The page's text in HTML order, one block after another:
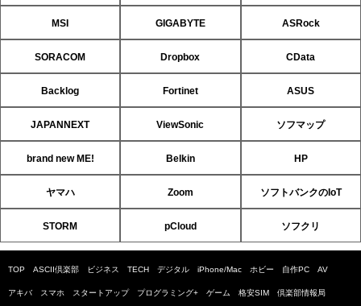
MSI GIGABYTE ASRock
SORACOM Dropbox CData
Backlog Fortinet ASUS
JAPANNEXT ViewSonic ソフマップ
brand new ME! Belkin HP
ヤマハ Zoom ソフトバンクのIoT
STORM pCloud ソフクリ
TOP ASCII倶楽部 ビジネス TECH デジタル iPhone/Mac ホビー 自作PC AV
アキバ スマホ スタートアップ プログラミング+ ゲーム 格安SIM 倶楽部情報局